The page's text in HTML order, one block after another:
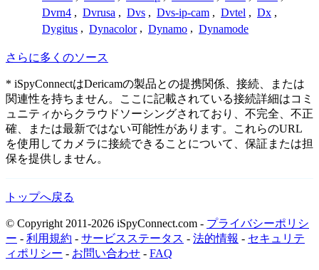
Dvrn4 , Dvrusa , Dvs , Dvs-ip-cam , Dvtel , Dx ,
Dygitus , Dynacolor , Dynamo , Dynamode
さらに多くのソース
* iSpyConnectはDericamの製品との提携関係、接続、または
関連性を持ちません。ここに記載されている接続詳細はコミ
ュニティからクラウドソーシングされており、不完全、不正
確、または最新ではない可能性があります。これらのURL
を使用してカメラに接続できることについて、保証または担
保を提供しません。
トップへ戻る
© Copyright 2011-2026 iSpyConnect.com - プライバシーポリシ
ー - 利用規約 - サービスステータス - 法的情報 - セキュリテ
ィポリシー - お問い合わせ - FAQ